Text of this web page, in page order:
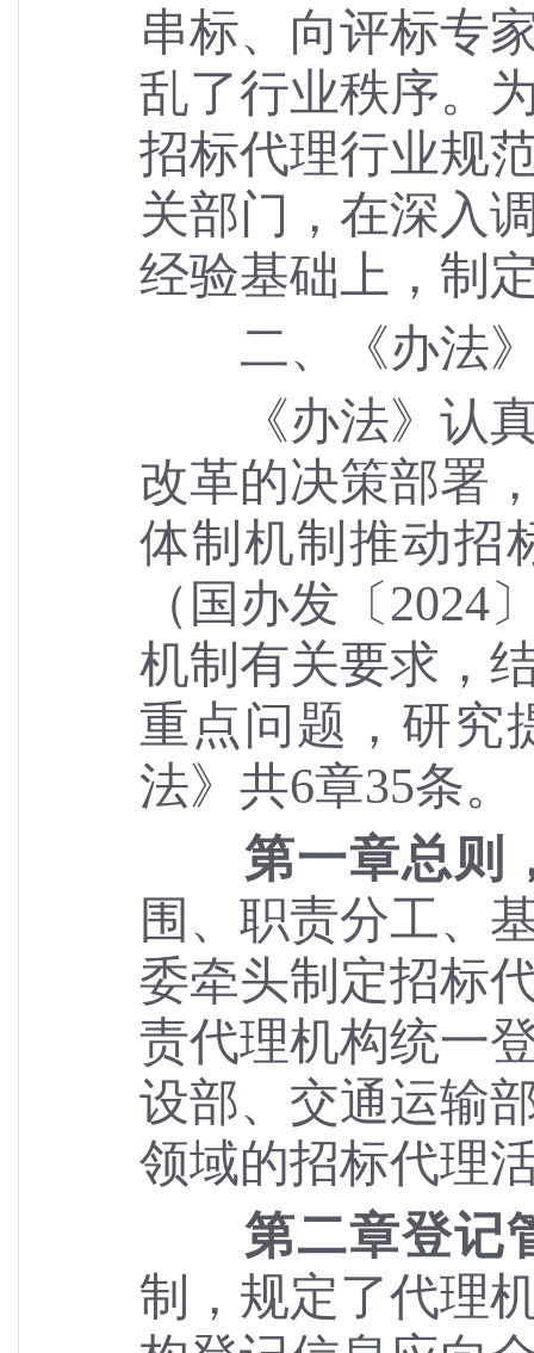
串标、向评标专
乱了行业秩序。
招标代理行业规
关部门，在深入
经验基础上，制
二、《办法》
《办法》认真
改革的决策部署
体制机制推动招
（国办发〔2024
机制有关要求，
重点问题，研究
法》共6章35条。
第一章总则
围、职责分工、
委牵头制定招标
责代理机构统一
设部、交通运输
领域的招标代理
第二章登记
制，规定了代理